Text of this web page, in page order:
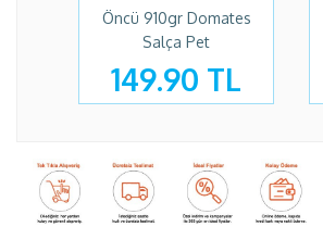
Öncü 910gr Domates
Salça Pet
149.90 TL